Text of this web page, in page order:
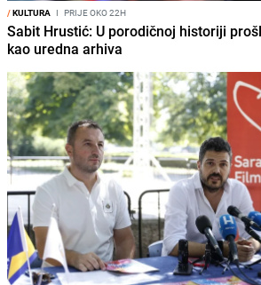
/KULTURA I PRIJE OKO 22H
Sabit Hrustić: U porodičnoj historiji
kao uredna arhiva